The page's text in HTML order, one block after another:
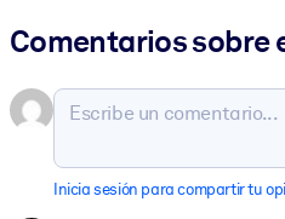
Comentarios sobre
Inicia sesión para compartir tu